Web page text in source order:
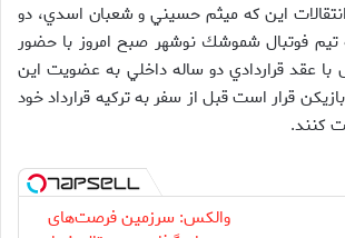
این که ميثم حسيني و شعبان اسدي، دو
فوتبال شموشك نوشهر صبح امروز با حضور
با عقد قراردادي دو ساله داخلي به عضويت اين
قرار است قبل از سفر به تركيه قرارداد خود
كنند.
والکس: سرزمین فرصت‌های